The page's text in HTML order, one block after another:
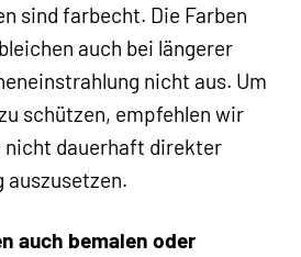
sind farbecht. Die Farben
auch bei längerer
nicht aus. Um
schützen, empfehlen wir
nicht dauerhaft direkter
auszusetzen.
auch bemalen oder